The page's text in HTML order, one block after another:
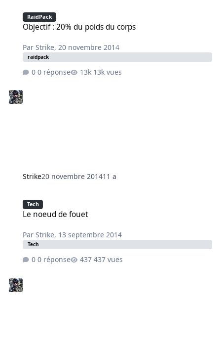
RaidPack
Objectif : 20% du poids du corps
ParStrike, 20 novembre 2014
raidpack
0 réponse 13k vues
Strike20 novembre 201411 a
Tech
Le noeud de fouet
ParStrike, 13 septembre 2014
Tech
0 réponse 437 vues